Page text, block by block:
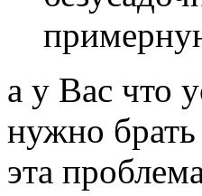
а у Вас что
нужно
эта